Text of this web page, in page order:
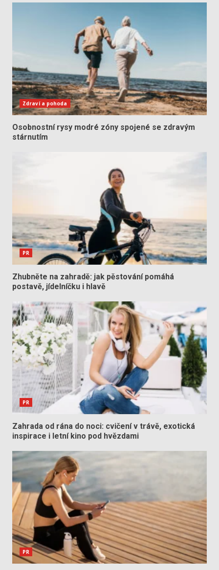
Zdraví a pohoda
Osobnostní rysy modré zóny spojené se zdravým
stárnutím
PR
Zhubněte na zahradě: jak pěstování pomáhá
postavě, jídelníčku i hlavě
PR
Zahrada od rána do noci: cvičení v trávě, exotická
inspirace i letní kino pod hvězdami
PR